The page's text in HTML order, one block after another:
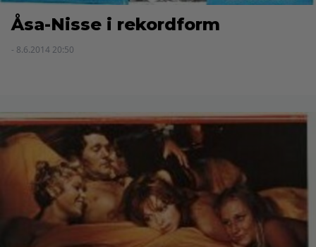
Åsa-Nisse i rekordform
- 8.6.2014 20:50